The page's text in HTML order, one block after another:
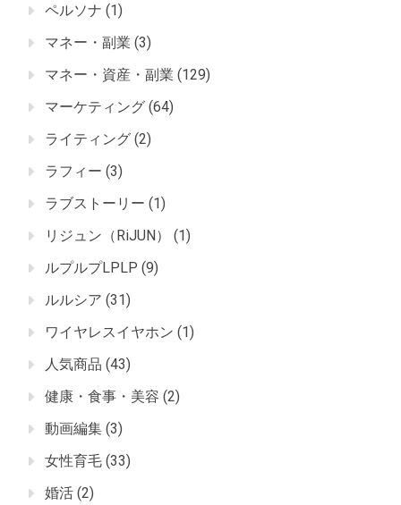
ペルソナ (1)
マネー・副業 (3)
マネー・資産・副業 (129)
マーケティング (64)
ライティング (2)
ラフィー (3)
ラブストーリー (1)
リジュン（RiJUN）
(1)
ルプルプLPLP (9)
ルルシア (31)
ワイヤレスイヤホン (1)
人気商品 (43)
健康・食事・美容 (2)
動画編集 (3)
女性育毛 (33)
婚活 (2)